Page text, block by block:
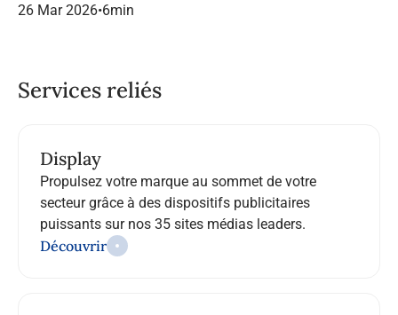
dans le marketing B2B.
26 Mar 2026•6min
Services reliés
Display
Propulsez votre marque au sommet de votre
secteur grâce à des dispositifs publicitaires
puissants sur nos 35 sites médias leaders.
Découvrir